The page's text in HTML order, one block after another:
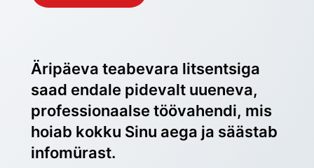
Äripäeva teabevara litsentsiga
saad endale pidevalt uueneva,
professionaalse töövahendi, mis
hoiab kokku Sinu aega ja säästab
infomürast.